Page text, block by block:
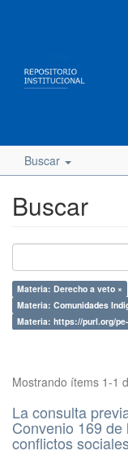
Buscar
Buscar
Materia: Derecho a veto ×
Materia: Comunidades
Materia: https://purl.org/
Mostrando ítems 1-1
La consulta
Convenio 169
conflictos